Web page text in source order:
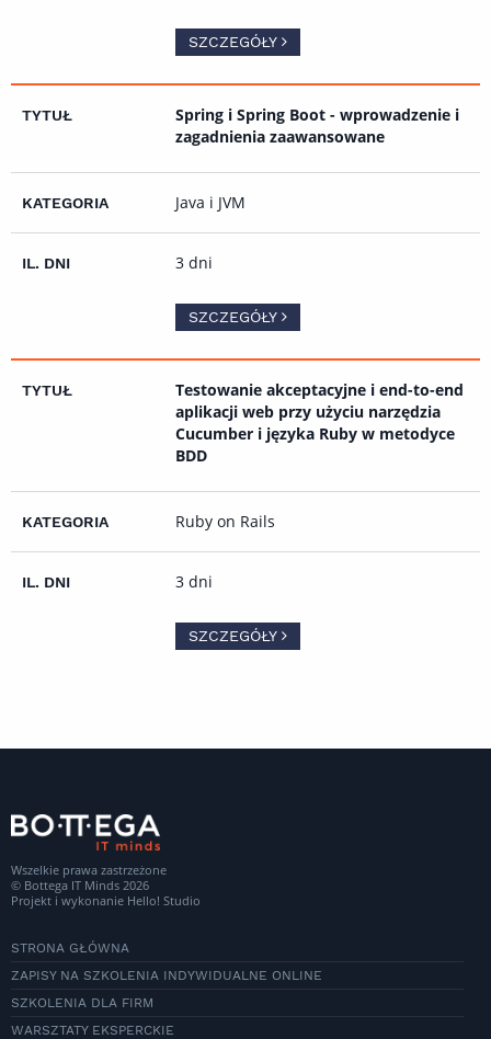
SZCZEGÓŁY
Spring i Spring Boot - wprowadzenie i
zagadnienia zaawansowane
Java i JVM
3 dni
SZCZEGÓŁY
Testowanie akceptacyjne i end-to-end
aplikacji web przy użyciu narzędzia
Cucumber i języka Ruby w metodyce
BDD
Ruby on Rails
3 dni
SZCZEGÓŁY
Wszelkie prawa zastrzeżone
© Bottega IT Minds 2026
Projekt i wykonanie Hello! Studio
STRONA GŁÓWNA
ZAPISY NA SZKOLENIA INDYWIDUALNE ONLINE
SZKOLENIA DLA FIRM
WARSZTATY EKSPERCKIE